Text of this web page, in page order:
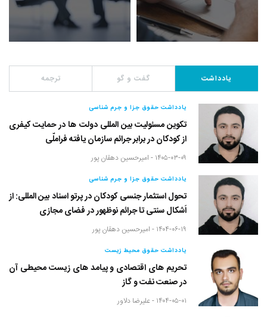
یادداشت گفت و گو ترجمه
یادداشت حقوق جزا و جرم شناسی
تکوین مسئولیت بین المللی دولت ها در حمایت کیفری
از کودکان در برابر جرائم سازمان یافته فراملّی
۱۴۰۵-۰۳-۰۹ - امیرحسین دهقان پور
یادداشت حقوق جزا و جرم شناسی
تحول استثمار جنسی کودکان در پرتو اسناد بین المللی: از
اَشکال سنتی تا جرائم نوظهور در فضای مجازی
۱۴۰۴-۰۶-۱۹ - امیرحسین دهقان پور
یادداشت حقوق محیط زیست
تحریم های اقتصادی و پیامد های زیست محیطی آن
در صنعت نفت و گاز
۱۴۰۴-۰۵-۰۱ - علیرضا دلاور